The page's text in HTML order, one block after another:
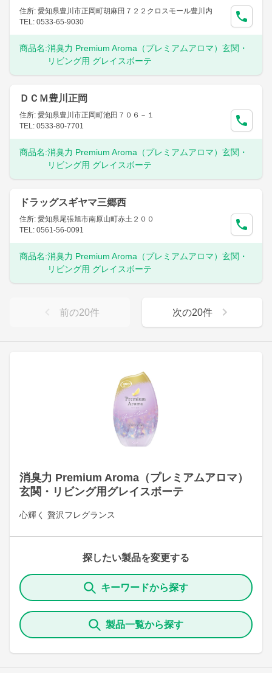
消臭力 Premium Aroma（プレミアムアロマ）
玄関・リビング用グレイスボーテ
心輝く 贅沢フレグランス
探したい製品を変更する
キーワードから探す
製品一覧から探す
住所: 愛知県豊川市正岡町胡麻田７２２クロスモール豊川内
TEL: 0533-65-9030
商品名:消臭力 Premium Aroma（プレミアムアロマ）玄関・
リビング用 グレイスボーテ
ＤＣＭ豊川正岡
住所: 愛知県豊川市正岡町池田７０６－１
TEL: 0533-80-7701
商品名:消臭力 Premium Aroma（プレミアムアロマ）玄関・
リビング用 グレイスボーテ
ドラッグスギヤマ三郷西
住所: 愛知県尾張旭市南原山町赤土２００
TEL: 0561-56-0091
商品名:消臭力 Premium Aroma（プレミアムアロマ）玄関・
リビング用 グレイスボーテ
前の20件 次の20件